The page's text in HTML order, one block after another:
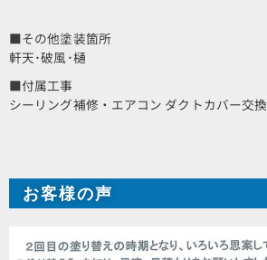
■その他塗装箇所
軒天･破風･樋
■付属工事
シーリング補修・エアコン ダクトカバー交換
お客様の声